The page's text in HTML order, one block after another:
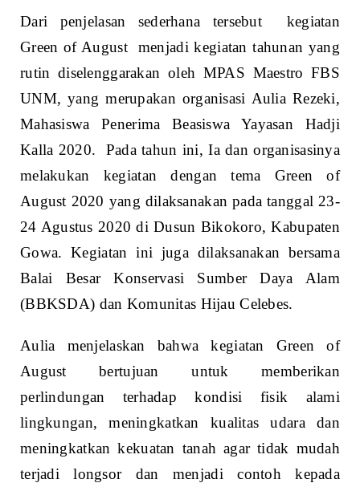
Dari penjelasan sederhana tersebut kegiatan
Green of August menjadi kegiatan tahunan yang
rutin diselenggarakan oleh MPAS Maestro FBS
UNM, yang merupakan organisasi Aulia Rezeki,
Mahasiswa Penerima Beasiswa Yayasan Hadji
Kalla 2020. Pada tahun ini, Ia dan organisasinya
melakukan kegiatan dengan tema Green of
August 2020 yang dilaksanakan pada tanggal 23-
24 Agustus 2020 di Dusun Bikokoro, Kabupaten
Gowa. Kegiatan ini juga dilaksanakan bersama
Balai Besar Konservasi Sumber Daya Alam
(BBKSDA) dan Komunitas Hijau Celebes.
Aulia menjelaskan bahwa kegiatan Green of
August bertujuan untuk memberikan
perlindungan terhadap kondisi fisik alami
lingkungan, meningkatkan kualitas udara dan
meningkatkan kekuatan tanah agar tidak mudah
terjadi longsor dan menjadi contoh kepada